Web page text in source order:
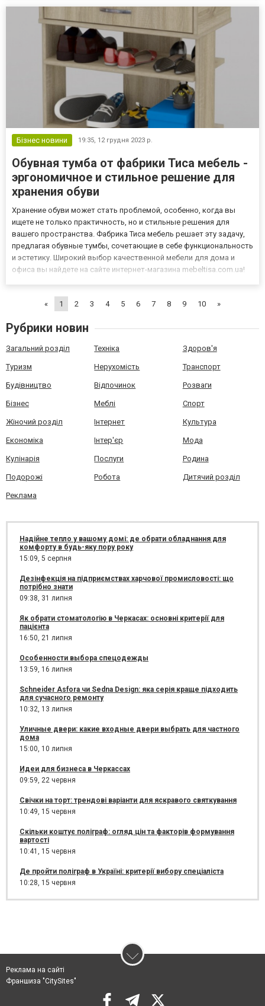
Бізнес новини 19:35, 12 грудня 2023 р.
Обувная тумба от фабрики Тиса мебель -
эргономичное и стильное решение для
хранения обуви
Хранение обуви может стать проблемой, особенно, когда вы
ищете не только практичность, но и стильные решения для
вашего пространства. Фабрика Тиса мебель решает эту задачу,
предлагая обувные тумбы, сочетающие в себе функциональность
и эстетику. Широкий выбор качественной мебели для дома и
офиса вы найдете на сайте интернет-магазина mebeltisa.com.ua!
«
1 2 3 4 5 6 7 8 9 10 »
Рубрики новин
Загальний розділ Техніка Здоров'я
Туризм Нерухомість Транспорт
Будівництво Відпочинок Розваги
Бізнес Меблі Спорт
Жіночий розділ Інтернет Культура
Економіка Інтер'єр Мода
Кулінарія Послуги Родина
Подорожі Робота Дитячий розділ
Реклама
Надійне тепло у вашому домі: де обрати обладнання для
комфорту в будь-яку пору року
15:09, 5 серпня
Дезінфекція на підприємствах харчової промисловості: що
потрібно знати
09:38, 31 липня
Як обрати стоматологію в Черкасах: основні критерії для
пацієнта
16:50, 21 липня
Особенности выбора спецодежды
13:59, 16 липня
Schneider Asfora чи Sedna Design: яка серія краще підходить
для сучасного ремонту
10:32, 13 липня
Уличные двери: какие входные двери выбрать для частного
дома
15:00, 10 липня
Идеи для бизнеса в Черкассах
09:59, 22 червня
Свічки на торт: трендові варіанти для яскравого святкування
10:49, 15 червня
Скільки коштує поліграф: огляд цін та факторів формування
вартості
10:41, 15 червня
Де пройти поліграф в Україні: критерії вибору спеціаліста
10:28, 15 червня
Реклама на сайті
Франшиза "CitySites"